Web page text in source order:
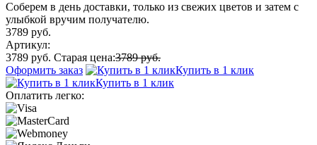
Соберем в день доставки, только из свежих цветов и затем с
улыбкой вручим получателю.
3789 руб.
Артикул:
3789 руб. Старая цена:3789 руб.
Оформить заказ
Купить в 1 клик
Купить в 1 клик
Оплатить легко: